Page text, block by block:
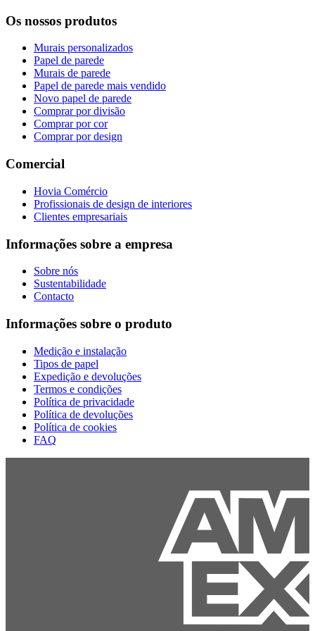
Os nossos produtos
Murais personalizados
Papel de parede
Murais de parede
Papel de parede mais vendido
Novo papel de parede
Comprar por divisão
Comprar por cor
Comprar por design
Comercial
Hovia Comércio
Profissionais de design de interiores
Clientes empresariais
Informações sobre a empresa
Sobre nós
Sustentabilidade
Contacto
Informações sobre o produto
Medição e instalação
Tipos de papel
Expedição e devoluções
Termos e condições
Política de privacidade
Política de devoluções
Política de cookies
FAQ